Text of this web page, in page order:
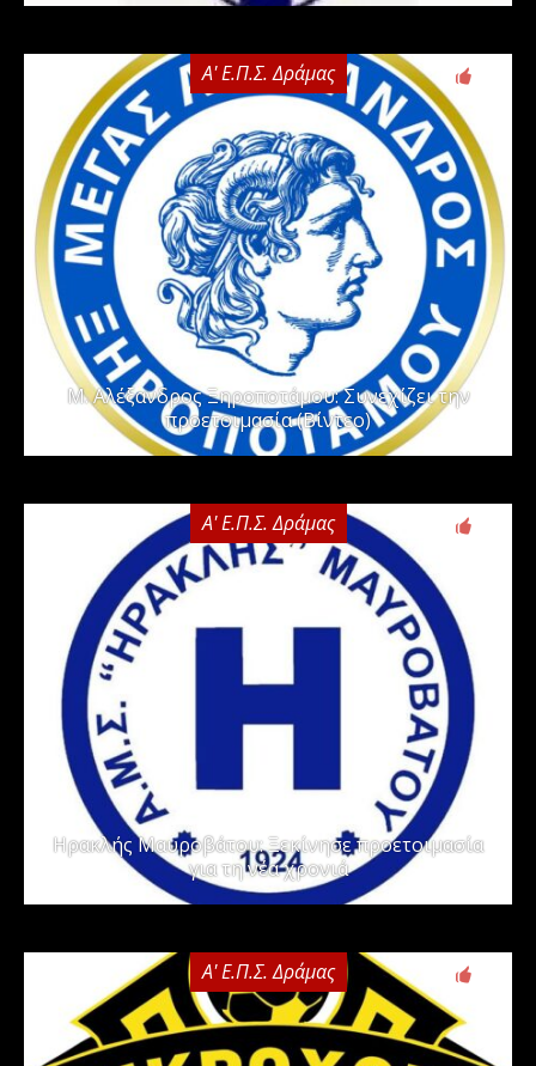
Α' Ε.Π.Σ. Δράμας
Μ. Αλέξανδρος Ξηροποτάμου: Συνεχίζει την
προετοιμασία (Βίντεο)
Α' Ε.Π.Σ. Δράμας
Ηρακλής Μαυροβάτου: Ξεκίνησε προετοιμασία
για τη νέα χρονιά
Α' Ε.Π.Σ. Δράμας